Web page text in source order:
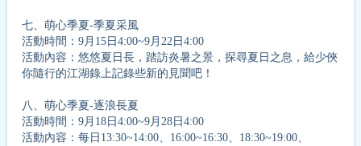
七、萌心季夏-季夏采風
活動時間：9月15日4:00~9月22日4:00
活動內容：悠悠夏日長，踏訪炎暑之景，探尋夏日之息，給少俠
你隨行的江湖錄上記錄些新的見聞吧！
八、萌心季夏-逐浪長夏
活動時間：9月18日4:00~9月28日4:00
活動內容：每日13:30~14:00、16:00~16:30、18:30~19:00、